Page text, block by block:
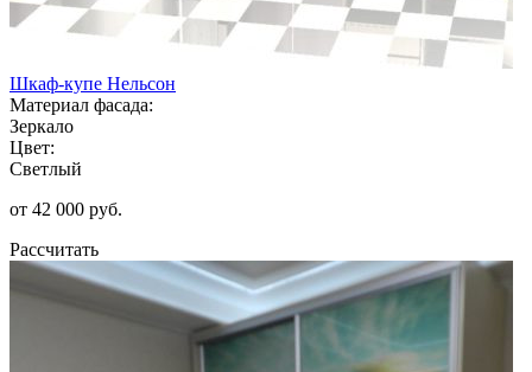
Шкаф-купе Нельсон
Материал фасада:
Зеркало
Цвет:
Светлый
от 42 000 руб.
Рассчитать